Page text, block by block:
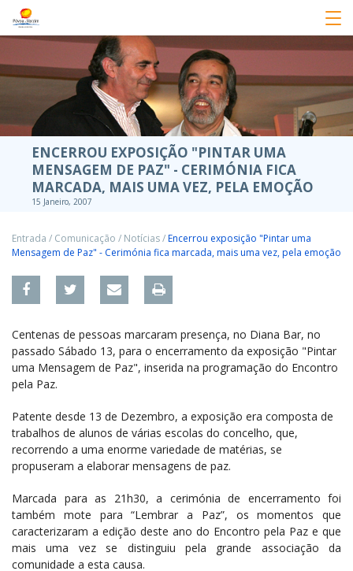
ENCERROU EXPOSIÇÃO "PINTAR UMA
MENSAGEM DE PAZ" - CERIMÓNIA FICA
MARCADA, MAIS UMA VEZ, PELA EMOÇÃO
15 Janeiro, 2007
Entrada / Comunicação / Notícias/Encerrou exposição "Pintar uma
Mensagem de Paz" - Cerimónia fica marcada, mais uma vez, pela emoção
Centenas de pessoas marcaram presença, no Diana Bar, no
passado Sábado 13, para o encerramento da exposição "Pintar
uma Mensagem de Paz", inserida na programação do Encontro
pela Paz.
Patente desde 13 de Dezembro, a exposição era composta de
trabalhos de alunos de várias escolas do concelho, que,
recorrendo a uma enorme variedade de matérias, se
propuseram a elaborar mensagens de paz.
Marcada para as 21h30, a cerimónia de encerramento foi
também mote para “Lembrar a Paz”, os momentos que
caracterizaram a edição deste ano do Encontro pela Paz e que
mais uma vez se distinguiu pela grande associação da
comunidade a esta causa.